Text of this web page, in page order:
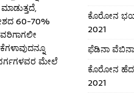
60-70%
ಮೇಲೆ
ಕೊರೋನ ಭಯ
2021
ಫೆಡಿನಾ
ಕೊರೋನ
2021